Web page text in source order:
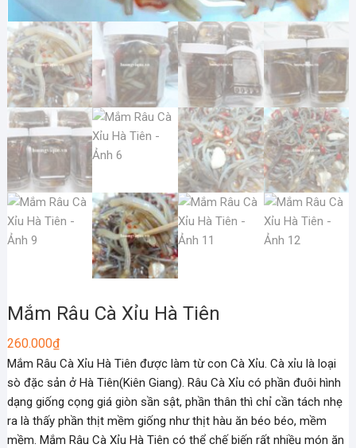
Mắm Râu Cà Xỉu Hà Tiên
260.000₫
Mắm Râu Cà Xỉu Hà Tiên được làm từ con Cà Xỉu. Cà xỉu là loại
sò đặc sản ở Hà Tiên(Kiên Giang). Râu Cà Xỉu có phần đuôi hình
dạng giống cọng giá giòn sần sật, phần thân thì chỉ cần tách nhẹ
ra là thấy phần thịt mềm giống như thịt hàu ăn béo béo, mềm
mềm. Mắm Râu Cà Xỉu Hà Tiên có thể chế biến rất nhiều món ăn